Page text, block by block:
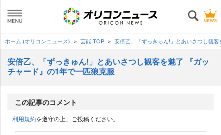
ホーム (オリコンニュース) 芸能 TOP 安倍乙、「ずっきゅん!」とあいさつし観
安倍乙、「ずっきゅん!」とあいさつし観客を魅了 『ガッ
チャード』の1年で一匹狼克服
この記事のコメント
利用規約を遵守の上、ご投稿ください。